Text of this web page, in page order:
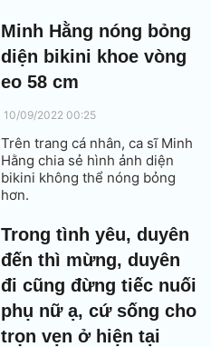
Minh Hằng nóng bỏng
diện bikini khoe vòng
eo 58 cm
10/09/2022 00:25
Trên trang cá nhân, ca sĩ Minh
Hằng chia sẻ hình ảnh diện
bikini không thể nóng bỏng
hơn.
Trong tình yêu, duyên
đến thì mừng, duyên
đi cũng đừng tiếc nuối
phụ nữ ạ, cứ sống cho
trọn vẹn ở hiện tại